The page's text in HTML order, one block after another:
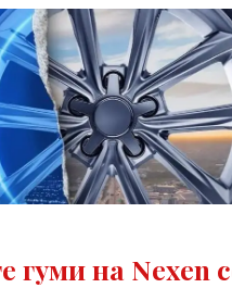
гуми на Nexen